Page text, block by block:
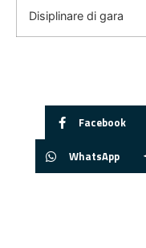
Disiplinare di gara
Facebook
WhatsApp